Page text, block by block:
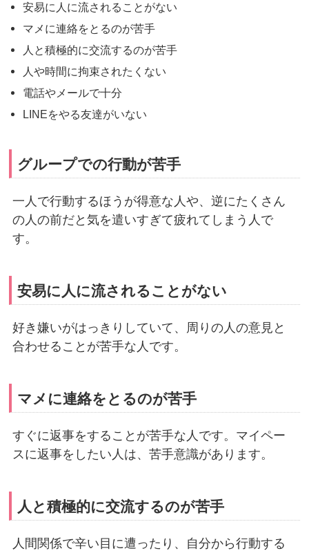
安易に人に流されることがない
マメに連絡をとるのが苦手
人と積極的に交流するのが苦手
人や時間に拘束されたくない
電話やメールで十分
LINEをやる友達がいない
グループでの行動が苦手
一人で行動するほうが得意な人や、逆にたくさん
の人の前だと気を遣いすぎて疲れてしまう人で
す。
安易に人に流されることがない
好き嫌いがはっきりしていて、周りの人の意見と
合わせることが苦手な人です。
マメに連絡をとるのが苦手
すぐに返事をすることが苦手な人です。マイペー
スに返事をしたい人は、苦手意識があります。
人と積極的に交流するのが苦手
人間関係で辛い目に遭ったり、自分から行動する